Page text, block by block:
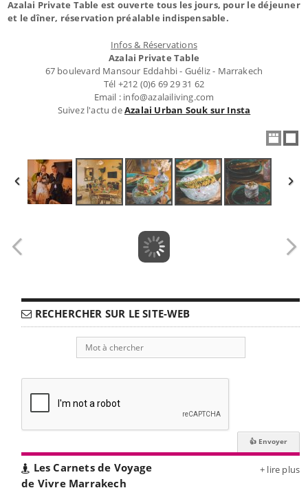
Azalai Private Table est ouverte tous les jours, pour le déjeuner
et le dîner, réservation préalable indispensable.
Infos & Réservations
Azalai Private Table
67 boulevard Mansour Eddahbi - Guéliz - Marrakech
Tél +212 (0)6 69 29 31 62
Email : info@azalailiving.com
Suivez l'actu deAzalai Urban Souk sur Insta
RECHERCHER SUR LE SITE-WEB
Les Carnets de Voyage
de Vivre Marrakech
+ lire plus